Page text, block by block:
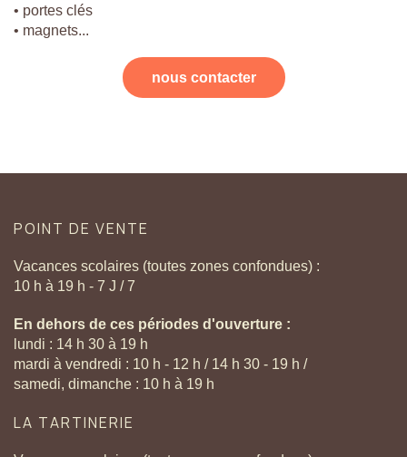
• portes clés
• magnets...
nous contacter
POINT DE VENTE
Vacances scolaires (toutes zones confondues) :
10 h à 19 h - 7 J / 7
En dehors de ces périodes d'ouverture :
lundi : 14 h 30 à 19 h
mardi à vendredi : 10 h - 12 h / 14 h 30 - 19 h /
samedi, dimanche : 10 h à 19 h
LA TARTINERIE